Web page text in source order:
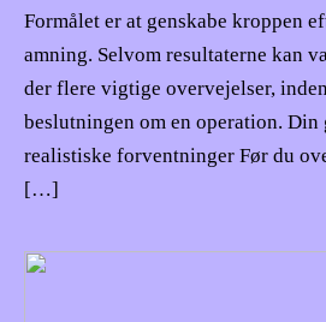
Formålet er at genskabe kroppen
amning. Selvom resultaterne kan
der flere vigtige overvejelser,
beslutningen om en operation. Din
realistiske forventninger Før du
[…]